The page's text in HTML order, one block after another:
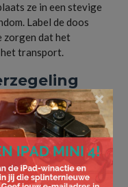
ze in een stevige
Label de doos
zorgen dat het
transport.
om te
opengaat. Gebruik
af te sluiten.
doos goed te
of vuil
×